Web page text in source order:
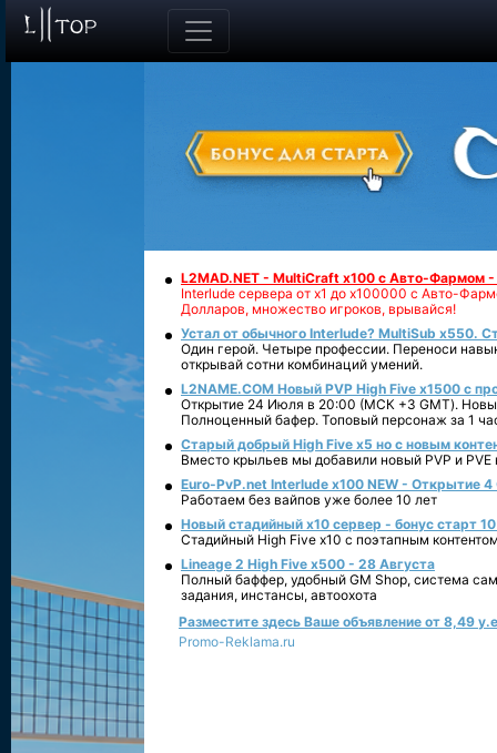
L2MAD.NET - MultiCraft x100 с Авто-Фармом
Interlude сервера от х1 до х100000 с Авто-
Долларов, множество игроков, врывайся!
Устал от обычного Interlude? MultiSub x550.
Один герой. Четыре профессии. Переноси
открывай сотни комбинаций умений.
L2NAME.COM Новый PVP High Five x1500 с
Открытие 24 Июля в 20:00 (МСК +3 GMT).
Полноценный бафер. Топовый персонаж за 1
Старый добрый High Five x5 но с новым
Вместо крыльев мы добавили новый PVP и PVE
Euro-PvP.net Interlude х100 NEW - Открытие 4
Работаем без вайпов уже более 10 лет
Новый стадийный х10 сервер - бонус старт
Стадийный High Five x10 с поэтапным
Lineage 2 High Five x500 - 28 Августа
Полный баффер, удобный GM Shop, система
задания, инстансы, автоохота
Разместите здесь Ваше объявление от 8,49
Promo-Reklama.ru